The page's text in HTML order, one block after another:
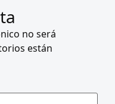
no será
están